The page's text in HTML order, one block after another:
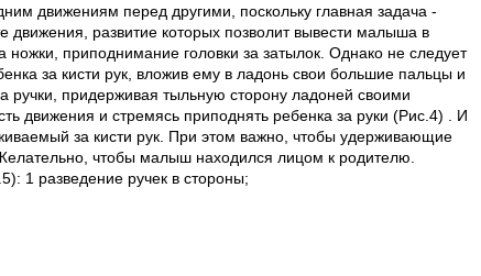
движениям перед другими, поскольку главная задача -
движения, развитие которых позволит вывести малыша в
ножки, приподнимание головки за затылок. Однако не следует
за кисти рук, вложив ему в ладонь свои большие пальцы и
ручки, придерживая тыльную сторону ладоней своими
движения и стремясь приподнять ребенка за руки (Рис.4) . И
за кисти рук. При этом важно, чтобы удерживающие
чтобы малыш находился лицом к родителю.
1 разведение ручек в стороны;